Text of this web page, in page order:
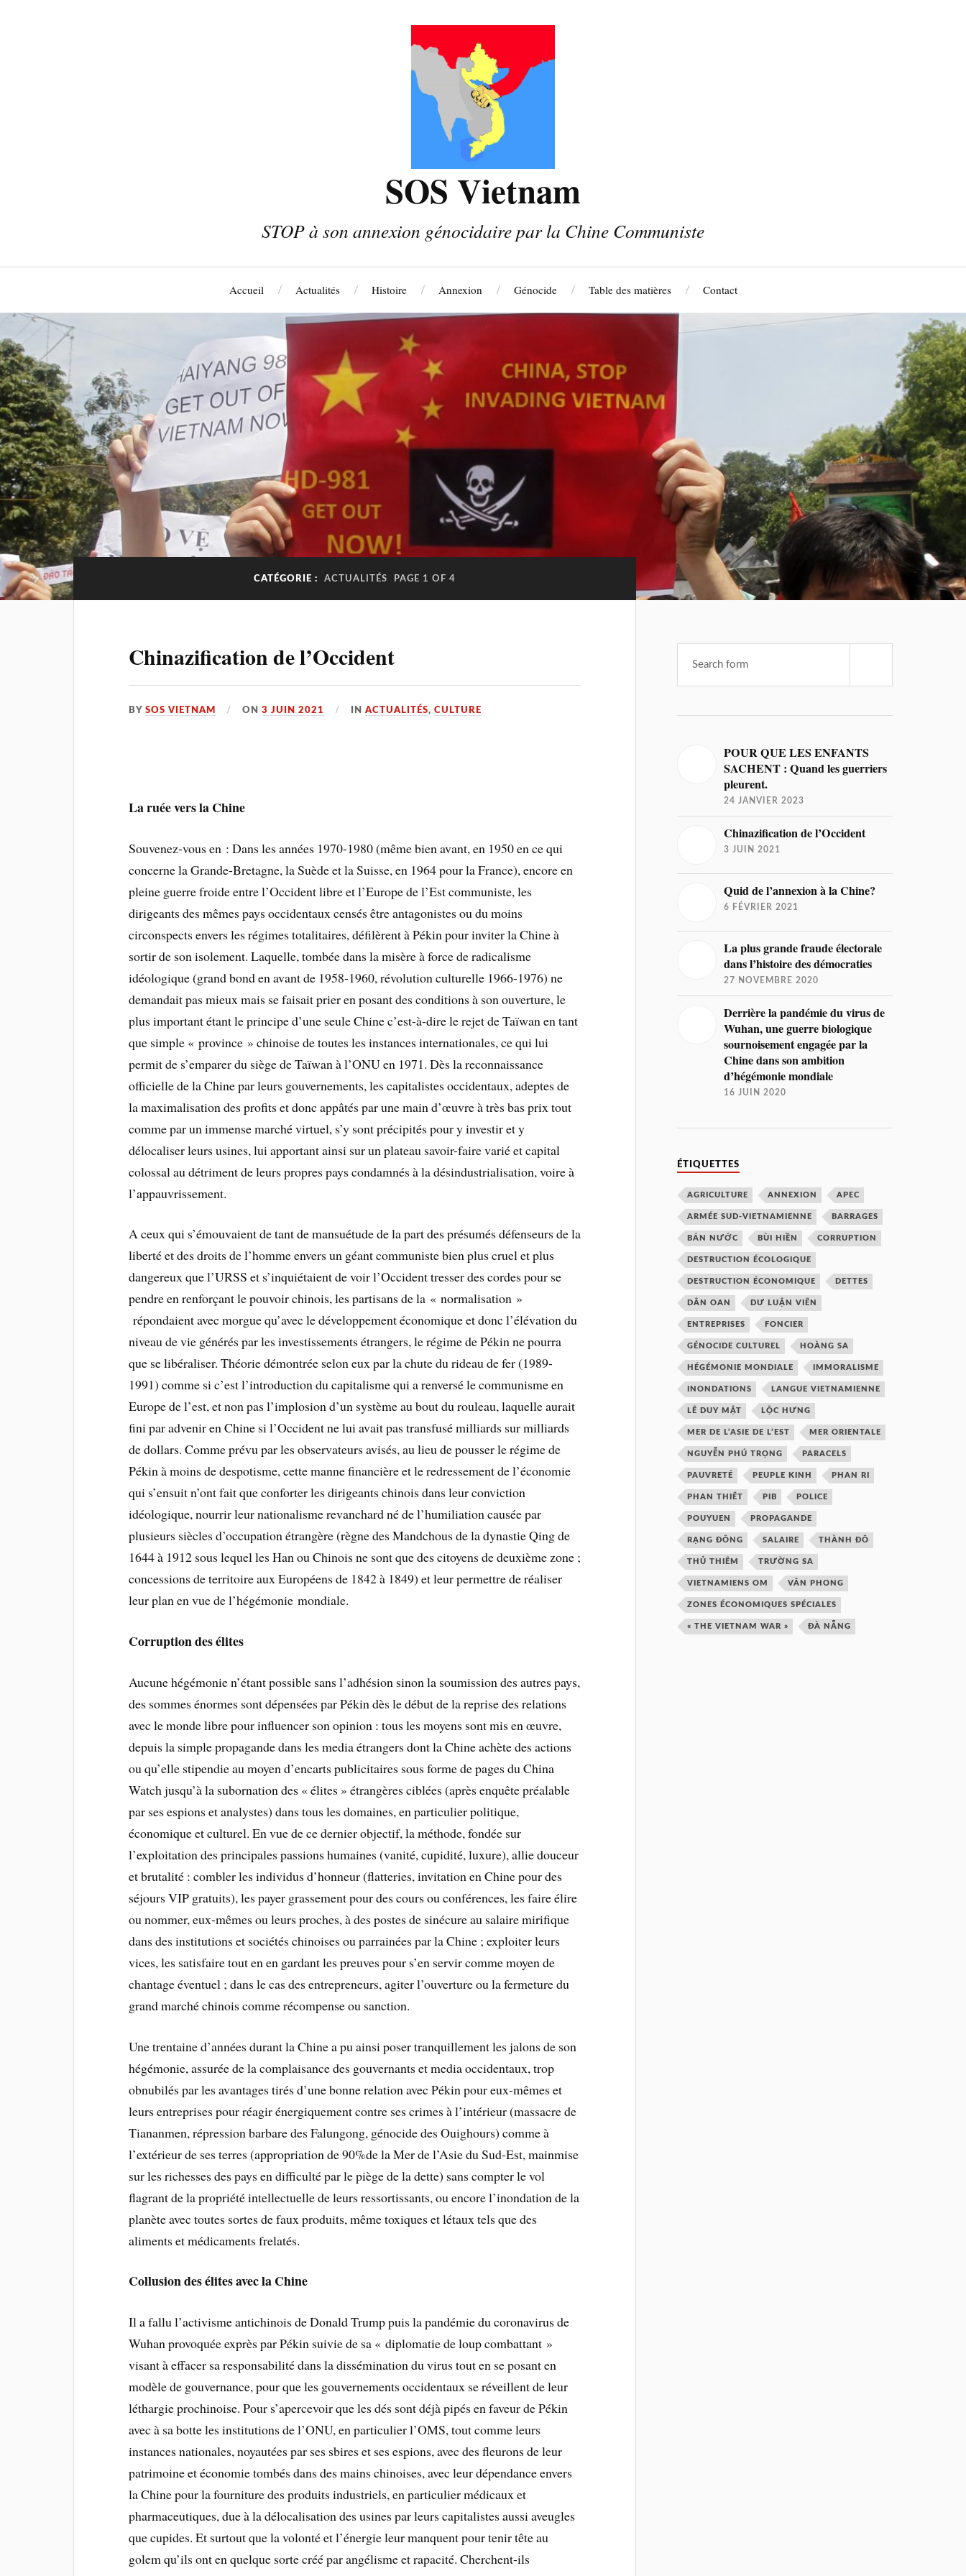
SOS Vietnam
STOP à son annexion génocidaire par la Chine Communiste
Accueil Actualités Histoire Annexion Génocide Table des matières Contact
CATÉGORIE : ACTUALITÉS PAGE 1 OF 4
Chinazification de l’Occident
BYSOS VIETNAM ON3 JUIN 2021 INACTUALITÉS,CULTURE
La ruée vers la Chine
Souvenez-vous en : Dans les années 1970-1980 (même bien avant, en 1950 en ce qui
concerne la Grande-Bretagne, la Suède et la Suisse, en 1964 pour la France), encore en
pleine guerre froide entre l’Occident libre et l’Europe de l’Est communiste, les
dirigeants des mêmes pays occidentaux censés être antagonistes ou du moins
circonspects envers les régimes totalitaires, défilèrent à Pékin pour inviter la Chine à
sortir de son isolement. Laquelle, tombée dans la misère à force de radicalisme
idéologique (grand bond en avant de 1958-1960, révolution culturelle 1966-1976) ne
demandait pas mieux mais se faisait prier en posant des conditions à son ouverture, le
plus important étant le principe d’une seule Chine c’est-à-dire le rejet de Taïwan en tant
que simple « province » chinoise de toutes les instances internationales, ce qui lui
permit de s’emparer du siège de Taïwan à l’ONU en 1971. Dès la reconnaissance
officielle de la Chine par leurs gouvernements, les capitalistes occidentaux, adeptes de
la maximalisation des profits et donc appâtés par une main d’œuvre à très bas prix tout
comme par un immense marché virtuel, s’y sont précipités pour y investir et y
délocaliser leurs usines, lui apportant ainsi sur un plateau savoir-faire varié et capital
colossal au détriment de leurs propres pays condamnés à la désindustrialisation, voire à
l’appauvrissement.
A ceux qui s’émouvaient de tant de mansuétude de la part des présumés défenseurs de la
liberté et des droits de l’homme envers un géant communiste bien plus cruel et plus
dangereux que l’URSS et s’inquiétaient de voir l’Occident tresser des cordes pour se
pendre en renforçant le pouvoir chinois, les partisans de la « normalisation »
répondaient avec morgue qu’avec le développement économique et donc l’élévation du
niveau de vie générés par les investissements étrangers, le régime de Pékin ne pourra
que se libéraliser. Théorie démontrée selon eux par la chute du rideau de fer (1989-
1991) comme si c’est l’introduction du capitalisme qui a renversé le communisme en
Europe de l’est, et non pas l’implosion d’un système au bout du rouleau, laquelle aurait
fini par advenir en Chine si l’Occident ne lui avait pas transfusé milliards sur milliards
de dollars. Comme prévu par les observateurs avisés, au lieu de pousser le régime de
Pékin à moins de despotisme, cette manne financière et le redressement de l’économie
qui s’ensuit n’ont fait que conforter les dirigeants chinois dans leur conviction
idéologique, nourrir leur nationalisme revanchard né de l’humiliation causée par
plusieurs siècles d’occupation étrangère (règne des Mandchous de la dynastie Qing de
1644 à 1912 sous lequel les Han ou Chinois ne sont que des citoyens de deuxième zone ;
concessions de territoire aux Européens de 1842 à 1849) et leur permettre de réaliser
leur plan en vue de l’hégémonie mondiale.
Corruption des élites
Aucune hégémonie n’étant possible sans l’adhésion sinon la soumission des autres pays,
des sommes énormes sont dépensées par Pékin dès le début de la reprise des relations
avec le monde libre pour influencer son opinion : tous les moyens sont mis en œuvre,
depuis la simple propagande dans les media étrangers dont la Chine achète des actions
ou qu’elle stipendie au moyen d’encarts publicitaires sous forme de pages du China
Watch jusqu’à la subornation des « élites » étrangères ciblées (après enquête préalable
par ses espions et analystes) dans tous les domaines, en particulier politique,
économique et culturel. En vue de ce dernier objectif, la méthode, fondée sur
l’exploitation des principales passions humaines (vanité, cupidité, luxure), allie douceur
et brutalité : combler les individus d’honneur (flatteries, invitation en Chine pour des
séjours VIP gratuits), les payer grassement pour des cours ou conférences, les faire élire
ou nommer, eux-mêmes ou leurs proches, à des postes de sinécure au salaire mirifique
dans des institutions et sociétés chinoises ou parrainées par la Chine ; exploiter leurs
vices, les satisfaire tout en en gardant les preuves pour s’en servir comme moyen de
chantage éventuel ; dans le cas des entrepreneurs, agiter l’ouverture ou la fermeture du
grand marché chinois comme récompense ou sanction.
Une trentaine d’années durant la Chine a pu ainsi poser tranquillement les jalons de son
hégémonie, assurée de la complaisance des gouvernants et media occidentaux, trop
obnubilés par les avantages tirés d’une bonne relation avec Pékin pour eux-mêmes et
leurs entreprises pour réagir énergiquement contre ses crimes à l’intérieur (massacre de
Tiananmen, répression barbare des Falungong, génocide des Ouighours) comme à
l’extérieur de ses terres (appropriation de 90%de la Mer de l’Asie du Sud-Est, mainmise
sur les richesses des pays en difficulté par le piège de la dette) sans compter le vol
flagrant de la propriété intellectuelle de leurs ressortissants, ou encore l’inondation de la
planète avec toutes sortes de faux produits, même toxiques et létaux tels que des
aliments et médicaments frelatés.
Collusion des élites avec la Chine
Il a fallu l’activisme antichinois de Donald Trump puis la pandémie du coronavirus de
Wuhan provoquée exprès par Pékin suivie de sa « diplomatie de loup combattant »
visant à effacer sa responsabilité dans la dissémination du virus tout en se posant en
modèle de gouvernance, pour que les gouvernements occidentaux se réveillent de leur
léthargie prochinoise. Pour s’apercevoir que les dés sont déjà pipés en faveur de Pékin
avec à sa botte les institutions de l’ONU, en particulier l’OMS, tout comme leurs
instances nationales, noyautées par ses sbires et ses espions, avec des fleurons de leur
patrimoine et économie tombés dans des mains chinoises, avec leur dépendance envers
la Chine pour la fourniture des produits industriels, en particulier médicaux et
pharmaceutiques, due à la délocalisation des usines par leurs capitalistes aussi aveugles
que cupides. Et surtout que la volonté et l’énergie leur manquent pour tenir tête au
golem qu’ils ont en quelque sorte créé par angélisme et rapacité. Cherchent-ils
POUR QUE LES ENFANTS
SACHENT : Quand les guerriers
pleurent.
24 JANVIER 2023
Chinazification de l’Occident
3 JUIN 2021
Quid de l’annexion à la Chine?
6 FÉVRIER 2021
La plus grande fraude électorale
dans l’histoire des démocraties
27 NOVEMBRE 2020
Derrière la pandémie du virus de
Wuhan, une guerre biologique
sournoisement engagée par la
Chine dans son ambition
d’hégémonie mondiale
16 JUIN 2020
ÉTIQUETTES
AGRICULTURE ANNEXION APEC
ARMÉE SUD-VIETNAMIENNE BARRAGES
BÁN NƯỚC BÙI HIỀN CORRUPTION
DESTRUCTION ÉCOLOGIQUE
DESTRUCTION ÉCONOMIQUE DETTES
DÂN OAN DƯ LUẬN VIÊN
ENTREPRISES FONCIER
GÉNOCIDE CULTUREL HOÀNG SA
HÉGÉMONIE MONDIALE IMMORALISME
INONDATIONS LANGUE VIETNAMIENNE
LÊ DUY MẬT LỘC HƯNG
MER DE L’ASIE DE L’EST MER ORIENTALE
NGUYỄN PHÚ TRỌNG PARACELS
PAUVRETÉ PEUPLE KINH PHAN RI
PHAN THIÊT PIB POLICE
POUYUEN PROPAGANDE
RẠNG ĐÔNG SALAIRE THÀNH ĐÔ
THỦ THIÊM TRƯỜNG SA
VIETNAMIENS OM VÂN PHONG
ZONES ÉCONOMIQUES SPÉCIALES
« THE VIETNAM WAR » ĐÀ NẴNG